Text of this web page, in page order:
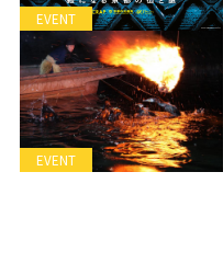
EVENT
EVENT